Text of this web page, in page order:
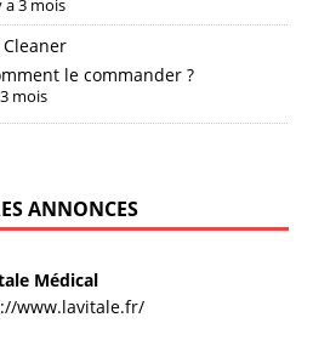
a 3 mois
Cleaner
le commander ?
mois
ANNONCES
Médical
www.lavitale.fr/